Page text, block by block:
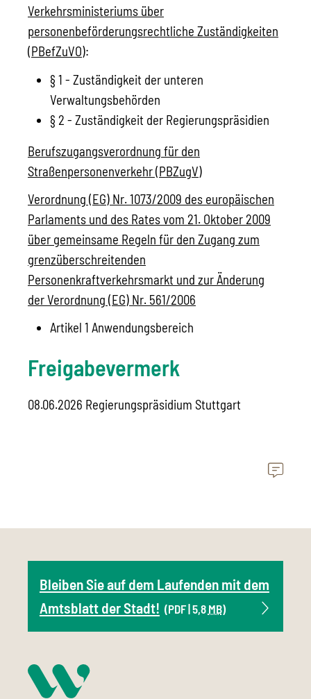
Verkehrsministeriums über
personenbeförderungsrechtliche Zuständigkeiten
(PBefZuVO):
§ 1 - Zuständigkeit der unteren
Verwaltungsbehörden
§ 2 - Zuständigkeit der Regierungspräsidien
Berufszugangsverordnung für den
Straßenpersonenverkehr (PBZugV)
Verordnung (EG) Nr. 1073/2009 des europäischen
Parlaments und des Rates vom 21. Oktober 2009
über gemeinsame Regeln für den Zugang zum
grenzüberschreitenden
Personenkraftverkehrsmarkt und zur Änderung
der Verordnung (EG) Nr. 561/2006
Artikel 1 Anwendungsbereich
Freigabevermerk
08.06.2026 Regierungspräsidium Stuttgart
Bleiben Sie auf dem Laufenden mit dem
Amtsblatt der Stadt! (PDF | 5,8 MB)